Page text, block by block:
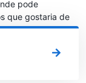
pode
que gostaria de